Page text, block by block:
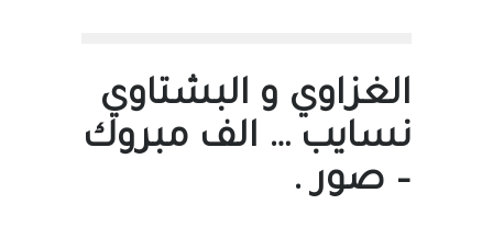
الغزاوي و البشتاوي
نسايب … الف مبروك
– صور .